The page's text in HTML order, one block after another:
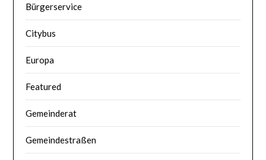
Bürgerservice
Citybus
Europa
Featured
Gemeinderat
Gemeindestraßen